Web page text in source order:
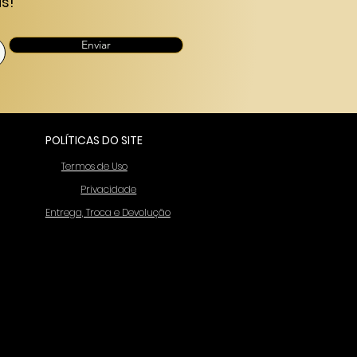
Enviar
POLÍTICAS DO SITE
Termos de Uso
Privacidade
Entrega, Troca e Devolução